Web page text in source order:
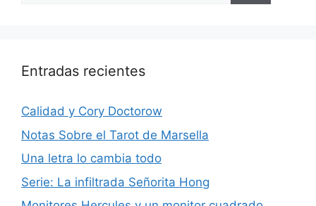
Entradas recientes
Calidad y Cory Doctorow
Notas Sobre el Tarot de Marsella
Una letra lo cambia todo
Serie: La infiltrada Señorita Hong